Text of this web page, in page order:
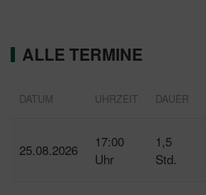
ALLE TERMINE
DATUM UHRZEIT DAUER
25.08.2026
17:00
Uhr
1,5
Std.